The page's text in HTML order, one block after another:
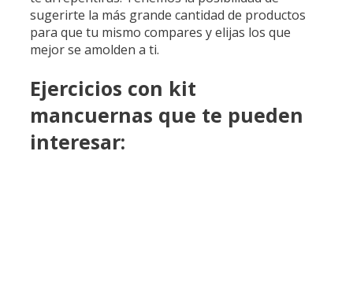
sugerirte la más grande cantidad de productos
para que tu mismo compares y elijas los que
mejor se amolden a ti.
Ejercicios con kit
mancuernas que te pueden
interesar: